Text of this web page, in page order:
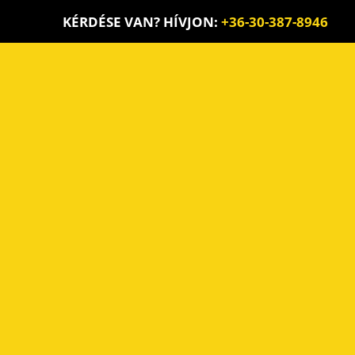
KÉRDÉSE VAN? HÍVJON:+36-30-387-8946